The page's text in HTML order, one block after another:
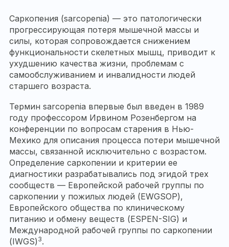
Саркопения (sarcopenia) — это патологически
прогрессирующая потеря мышечной массы и
силы, которая сопровождается снижением
функциональности скелетных мышц, приводит к
ухудшению качества жизни, проблемам с
самообслуживанием и инвалидности людей
старшего возраста.
Термин sarcopenia впервые был введен в 1989
году профессором Ирвином Розенбергом на
конференции по вопросам старения в Нью-
Мехико для описания процесса потери мышечной
массы, связанной исключительно с возрастом.
Определение саркопении и критерии ее
диагностики разрабатывались под эгидой трех
сообществ — Европейской рабочей группы по
саркопении у пожилых людей (EWGSOP),
Европейского общества по клиническому
питанию и обмену веществ (ESPEN-SIG) и
Международной рабочей группы по саркопении
(IWGS) 3.